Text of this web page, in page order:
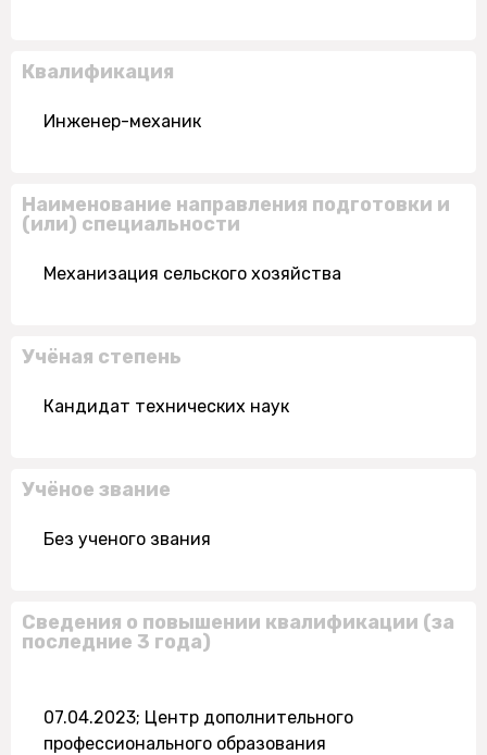
Квалификация
Инженер-механик
Наименование направления подготовки и
(или) специальности
Механизация сельского хозяйства
Учёная степень
Кандидат технических наук
Учёное звание
Без ученого звания
Сведения о повышении квалификации (за
последние 3 года)
07.04.2023; Центр дополнительного
профессионального образования